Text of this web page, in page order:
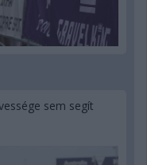
sem segít